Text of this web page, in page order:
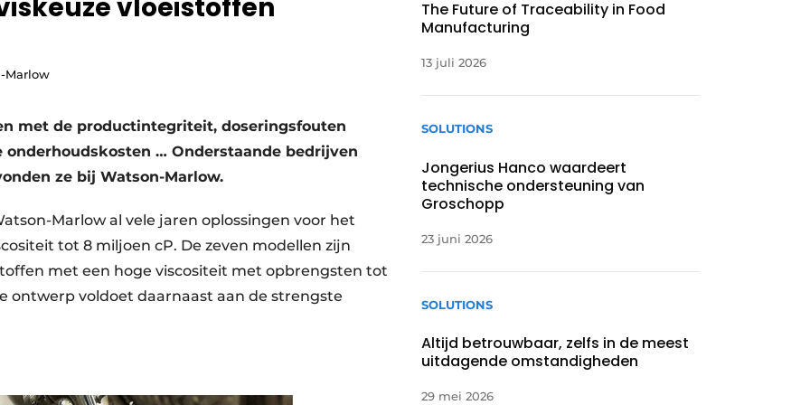
vloeistoffen
Marlow
met de productintegriteit, doseringsfouten
… Onderstaande bedrijven
ze bij Watson-Marlow.
Marlow al vele jaren oplossingen voor het
tot 8 miljoen cP. De zeven modellen zijn
met een hoge viscositeit met opbrengsten tot
ontwerp voldoet daarnaast aan de strengste
The Future of Traceability in Food
Manufacturing
13 juli 2026
SOLUTIONS
Jongerius Hanco waardeert
technische ondersteuning van
Groschopp
23 juni 2026
SOLUTIONS
Altijd betrouwbaar, zelfs in de meest
uitdagende omstandigheden
29 mei 2026